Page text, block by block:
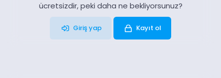
ücretsizdir, peki daha ne bekliyorsunuz?
Giriş yap Kayıt ol